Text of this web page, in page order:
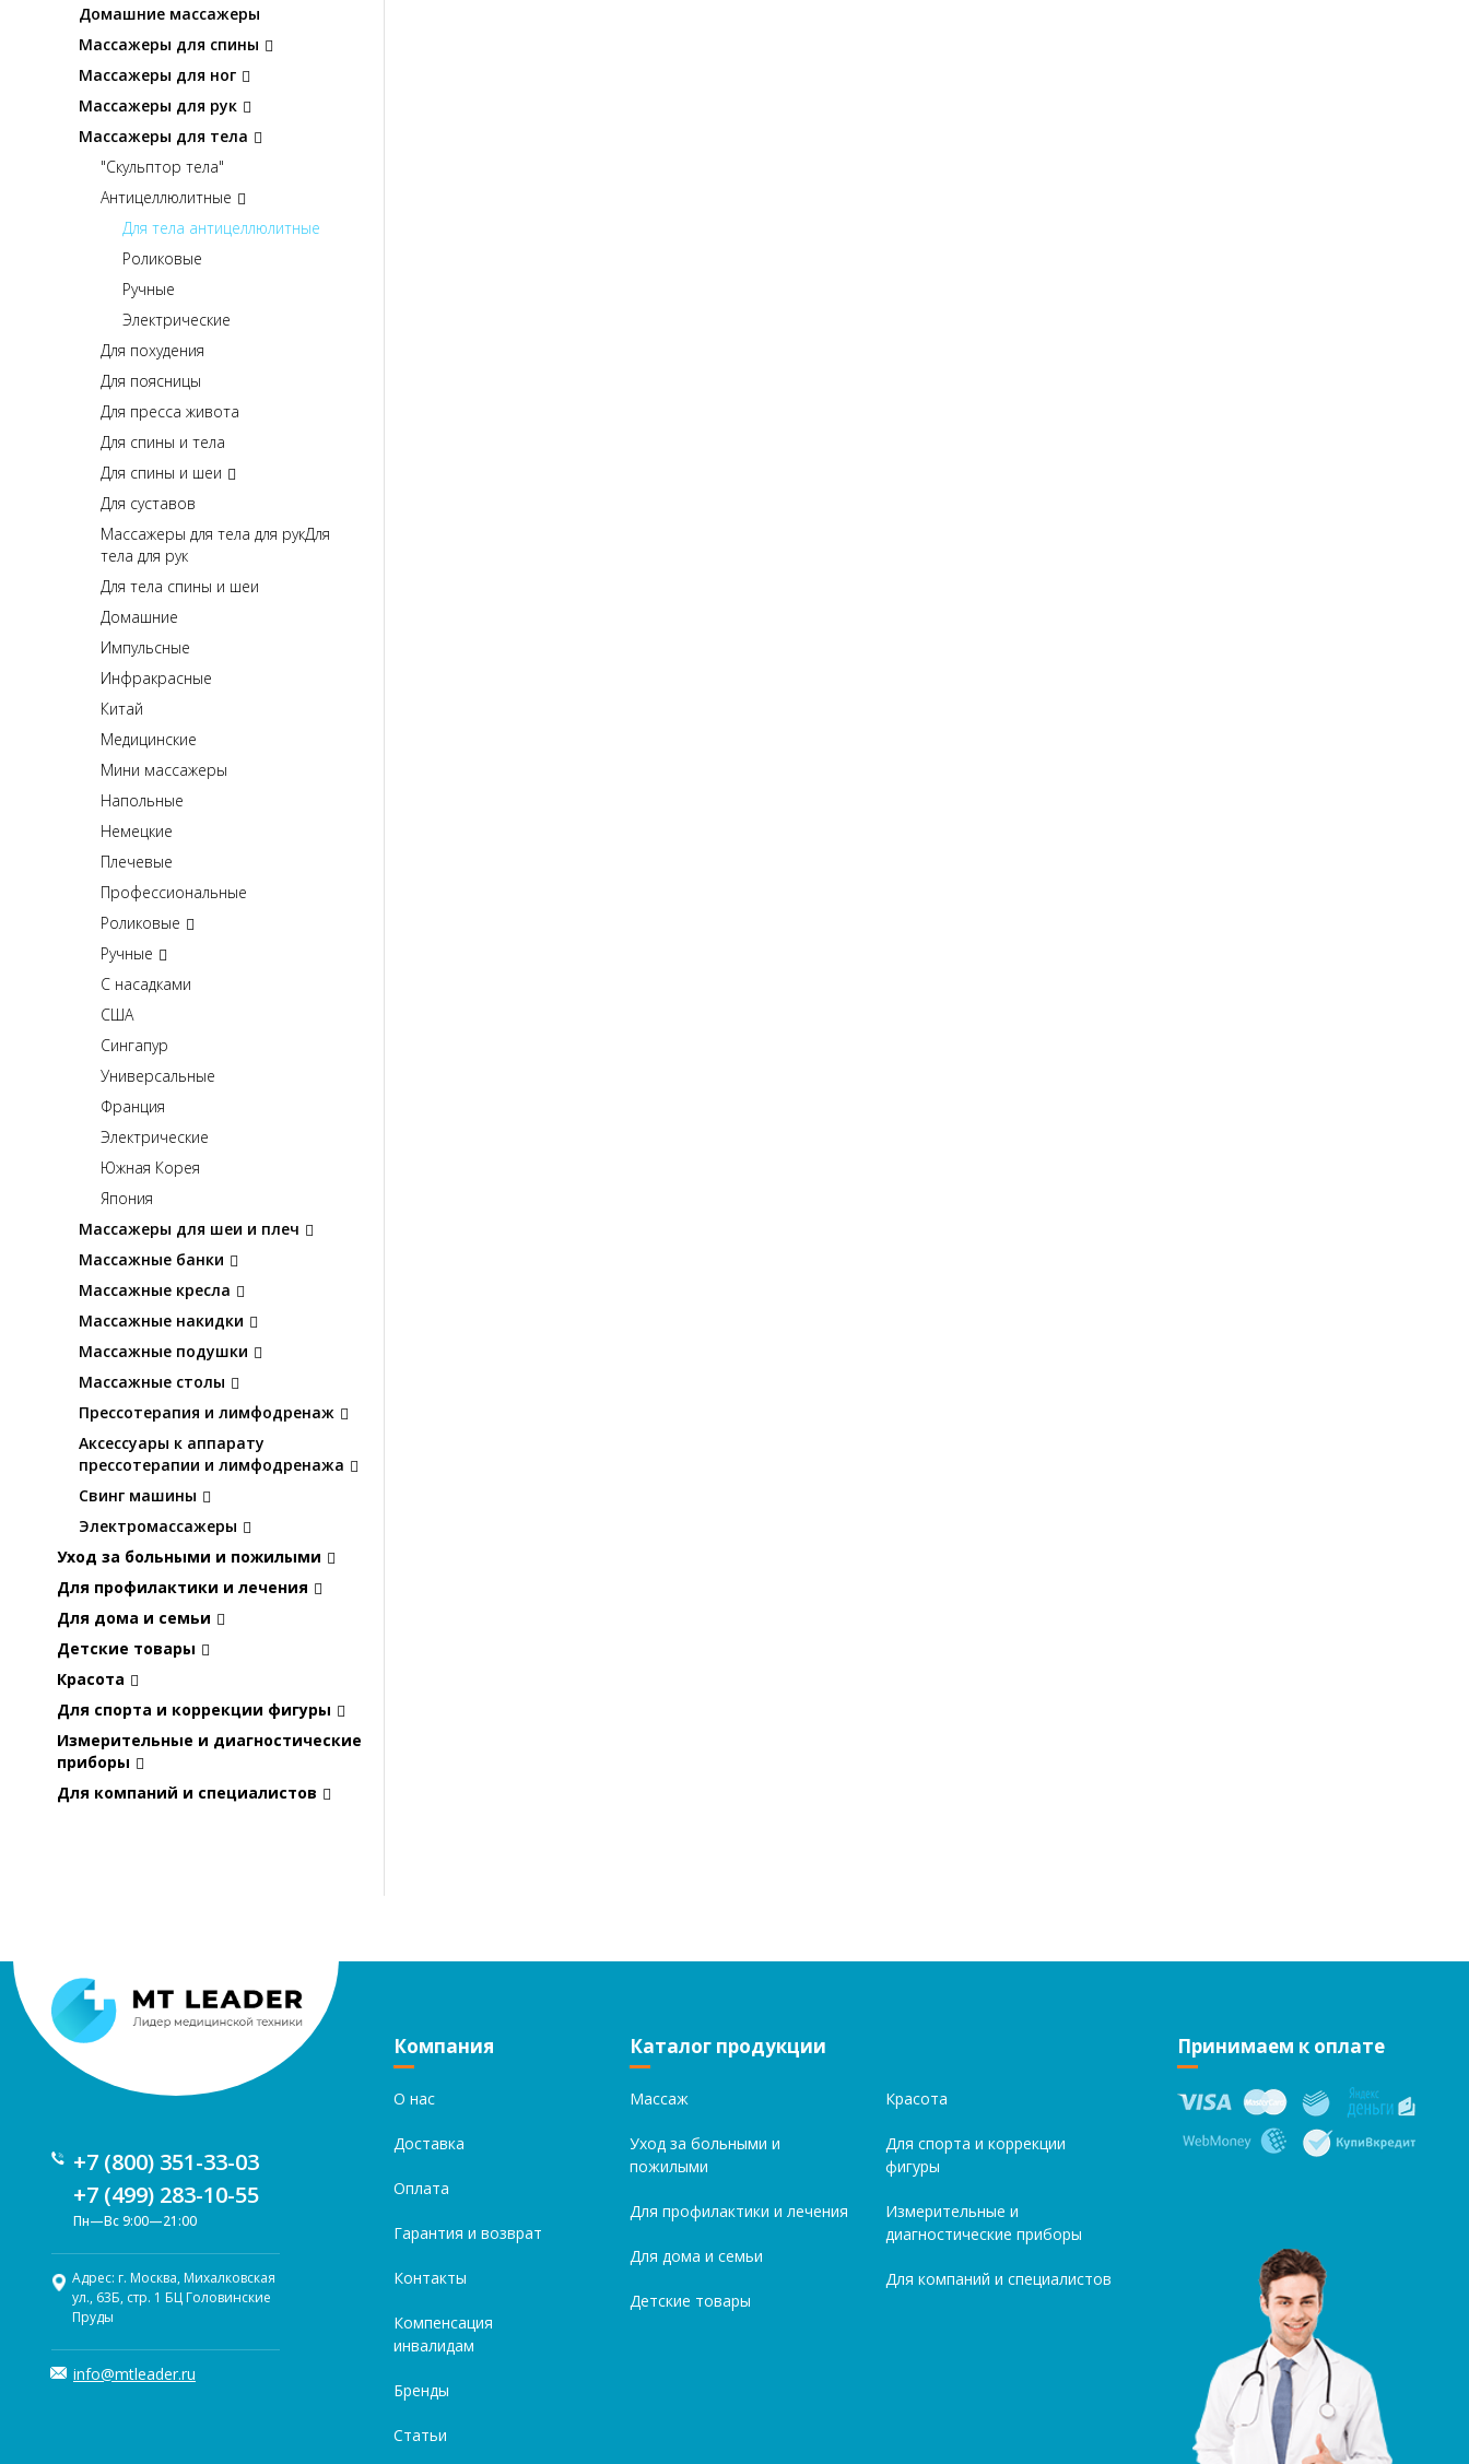
Домашние массажеры
Массажеры для спины
Массажеры для ног
Массажеры для рук
Массажеры для тела
"Скульптор тела"
Антицеллюлитные
Для тела антицеллюлитные
Роликовые
Ручные
Электрические
Для похудения
Для поясницы
Для пресса живота
Для спины и тела
Для спины и шеи
Для суставов
Массажеры для тела для рукДля
тела для рук
Для тела спины и шеи
Домашние
Импульсные
Инфракрасные
Китай
Медицинские
Мини массажеры
Напольные
Немецкие
Плечевые
Профессиональные
Роликовые
Ручные
С насадками
США
Сингапур
Универсальные
Франция
Электрические
Южная Корея
Япония
Массажеры для шеи и плеч
Массажные банки
Массажные кресла
Массажные накидки
Массажные подушки
Массажные столы
Прессотерапия и лимфодренаж
Аксессуары к аппарату
прессотерапии и лимфодренажа
Свинг машины
Электромассажеры
Уход за больными и пожилыми
Для профилактики и лечения
Для дома и семьи
Детские товары
Красота
Для спорта и коррекции фигуры
Измерительные и диагностические
приборы
Для компаний и специалистов
+7 (800) 351-33-03
+7 (499) 283-10-55
Пн—Вс 9:00—21:00
Адрес: г. Москва, Михалковская
ул., 63Б, стр. 1 БЦ Головинские
Пруды
info@mtleader.ru
Компания
О нас
Доставка
Оплата
Гарантия и возврат
Контакты
Компенсация
инвалидам
Бренды
Статьи
Каталог продукции
Массаж
Уход за больными и
пожилыми
Для профилактики и лечения
Для дома и семьи
Детские товары
Красота
Для спорта и коррекции
фигуры
Измерительные и
диагностические приборы
Для компаний и специалистов
Принимаем к оплате